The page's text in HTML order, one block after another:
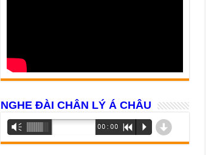
NGHE ĐÀI CHÂN LÝ Á CHÂU
Trình
phát
âm
Vm 00:00 R P d